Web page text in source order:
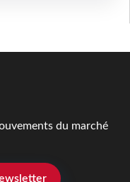
du marché